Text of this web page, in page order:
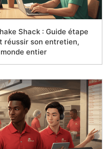
Shack : Guide étape
réussir son entretien,
entier